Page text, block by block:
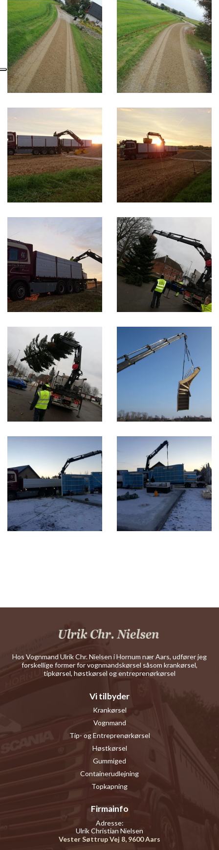
Hos Vognmand Ulrik Chr. Nielsen i Hornum nær Aars, udfører jeg
forskellige former for vognmandskørsel såsom krankørsel,
tipkørsel, høstkørsel og entreprenørkørsel
Vi tilbyder
Krankørsel
Vognmand
Tip- og Entreprenørkørsel
Høstkørsel
Gummiged
Containerudlejning
Topkapning
Firmainfo
Adresse:
Ulrik Christian Nielsen
Vester Søttrup Vej 8, 9600 Aars